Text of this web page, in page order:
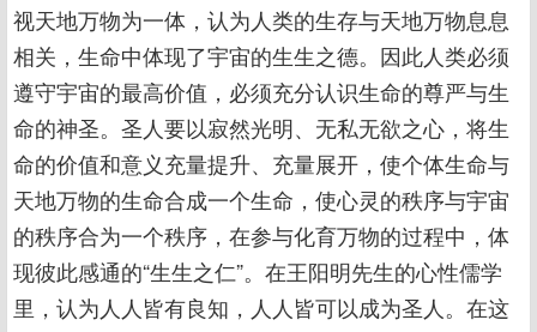
视天地万物为一体，认为人类的生存与天地万物息息
相关，生命中体现了宇宙的生生之德。因此人类必须
遵守宇宙的最高价值，必须充分认识生命的尊严与生
命的神圣。圣人要以寂然光明、无私无欲之心，将生
命的价值和意义充量提升、充量展开，使个体生命与
天地万物的生命合成一个生命，使心灵的秩序与宇宙
的秩序合为一个秩序，在参与化育万物的过程中，体
现彼此感通的“生生之仁”。在王阳明先生的心性儒学
里，认为人人皆有良知，人人皆可以成为圣人。在这